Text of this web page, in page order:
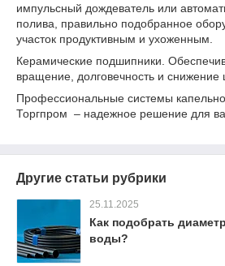
импульсный дождеватель или
полива, правильно подобранное
участок продуктивным и ухоженным.
Керамические подшипники.
вращение, долговечность и снижение
Профессиональные системы
Торгпром – надежное решение для
Другие статьи рубрики
25.11.2025
Как подобрать
воды?